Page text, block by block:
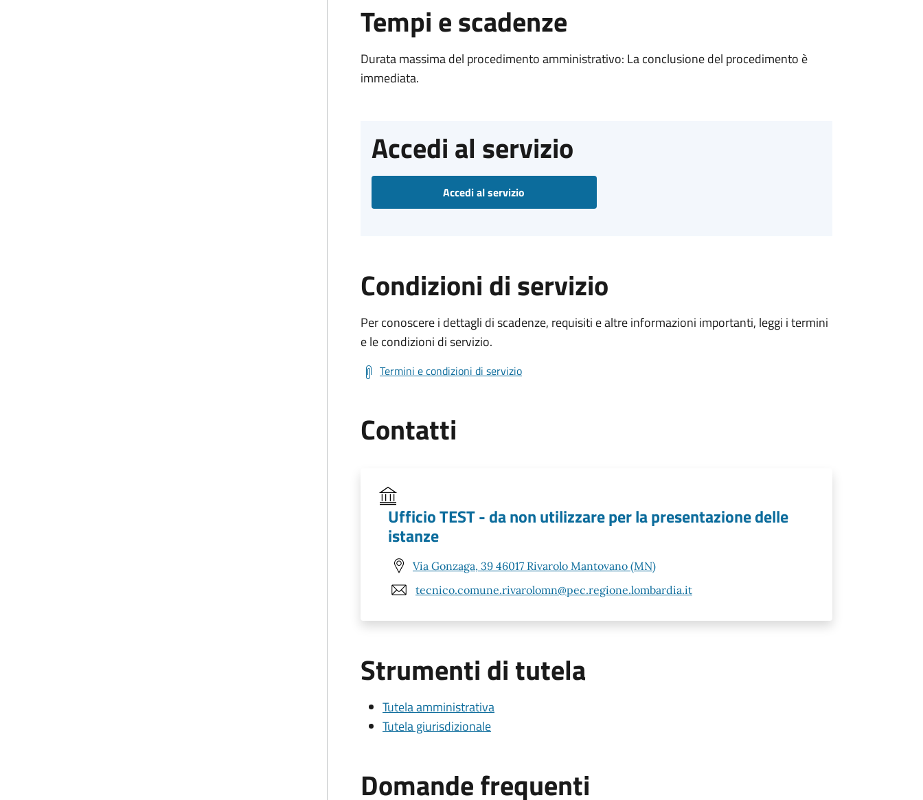
Tempi e scadenze
Durata massima del procedimento amministrativo: La conclusione del procedimento è
immediata.
Accedi al servizio
Accedi al servizio
Condizioni di servizio
Per conoscere i dettagli di scadenze, requisiti e altre informazioni importanti, leggi i termini
e le condizioni di servizio.
Termini e condizioni di servizio
Contatti
Ufficio TEST - da non utilizzare per la presentazione delle
istanze
Via Gonzaga, 39 46017 Rivarolo Mantovano (MN)
tecnico.comune.rivarolomn@pec.regione.lombardia.it
Strumenti di tutela
Tutela amministrativa
Tutela giurisdizionale
Domande frequenti